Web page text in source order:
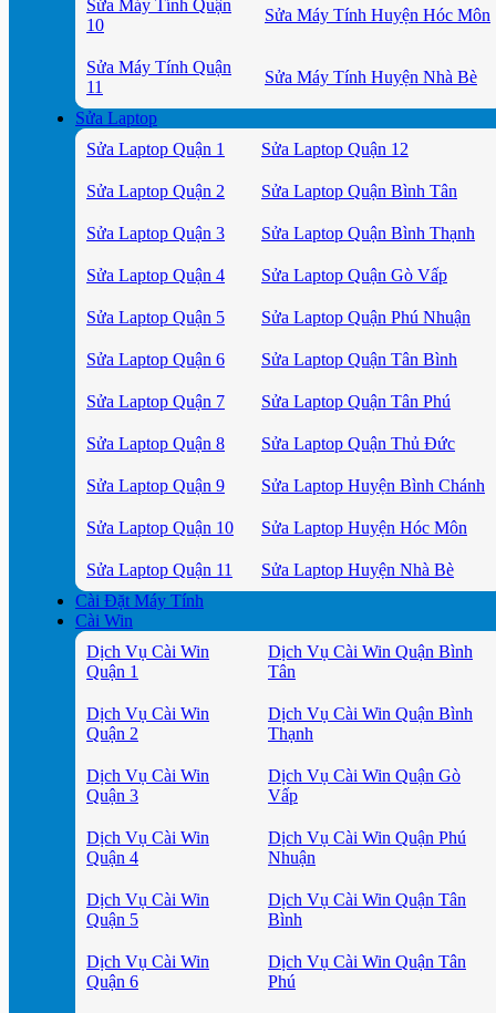
Sửa Máy Tính Quận
10
Sửa Máy Tính Huyện Hóc Môn
Sửa Máy Tính Quận
11
Sửa Máy Tính Huyện Nhà Bè
Sửa Laptop
Sửa Laptop Quận 1
Sửa Laptop Quận 12
Sửa Laptop Quận 2 Sửa Laptop Quận Bình Tân
Sửa Laptop Quận 3 Sửa Laptop Quận Bình Thạnh
Sửa Laptop Quận 4 Sửa Laptop Quận Gò Vấp
Sửa Laptop Quận 5 Sửa Laptop Quận Phú Nhuận
Sửa Laptop Quận 6 Sửa Laptop Quận Tân Bình
Sửa Laptop Quận 7 Sửa Laptop Quận Tân Phú
Sửa Laptop Quận 8 Sửa Laptop Quận Thủ Đức
Sửa Laptop Quận 9 Sửa Laptop Huyện Bình Chánh
Sửa Laptop Quận 10 Sửa Laptop Huyện Hóc Môn
Sửa Laptop Quận 11
Sửa Laptop Huyện Nhà Bè
Cài Đặt Máy Tính
Cài Win
Dịch Vụ Cài Win
Quận 1
Dịch Vụ Cài Win Quận Bình
Tân
Dịch Vụ Cài Win
Quận 2
Dịch Vụ Cài Win Quận Bình
Thạnh
Dịch Vụ Cài Win
Quận 3
Dịch Vụ Cài Win Quận Gò
Vấp
Dịch Vụ Cài Win
Quận 4
Dịch Vụ Cài Win Quận Phú
Nhuận
Dịch Vụ Cài Win
Quận 5
Dịch Vụ Cài Win Quận Tân
Bình
Dịch Vụ Cài Win
Quận 6
Dịch Vụ Cài Win Quận Tân
Phú